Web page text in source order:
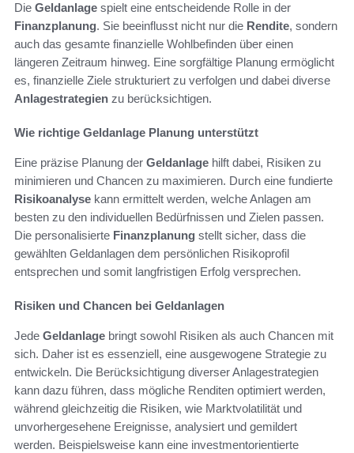
Die Geldanlage spielt eine entscheidende Rolle in der
Finanzplanung. Sie beeinflusst nicht nur die Rendite, sondern
auch das gesamte finanzielle Wohlbefinden über einen
längeren Zeitraum hinweg. Eine sorgfältige Planung ermöglicht
es, finanzielle Ziele strukturiert zu verfolgen und dabei diverse
Anlagestrategien zu berücksichtigen.
Wie richtige Geldanlage Planung unterstützt
Eine präzise Planung der Geldanlage hilft dabei, Risiken zu
minimieren und Chancen zu maximieren. Durch eine fundierte
Risikoanalyse kann ermittelt werden, welche Anlagen am
besten zu den individuellen Bedürfnissen und Zielen passen.
Die personalisierte Finanzplanung stellt sicher, dass die
gewählten Geldanlagen dem persönlichen Risikoprofil
entsprechen und somit langfristigen Erfolg versprechen.
Risiken und Chancen bei Geldanlagen
Jede Geldanlage bringt sowohl Risiken als auch Chancen mit
sich. Daher ist es essenziell, eine ausgewogene Strategie zu
entwickeln. Die Berücksichtigung diverser Anlagestrategien
kann dazu führen, dass mögliche Renditen optimiert werden,
während gleichzeitig die Risiken, wie Marktvolatilität und
unvorhergesehene Ereignisse, analysiert und gemildert
werden. Beispielsweise kann eine investmentorientierte